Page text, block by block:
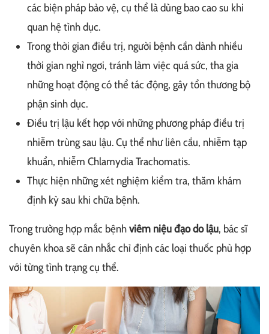
các biện pháp bảo vệ, cụ thể là dùng bao cao su khi
quan hệ tình dục.
Trong thời gian điều trị, người bệnh cần dành nhiều
thời gian nghỉ ngơi, tránh làm việc quá sức, tha gia
những hoạt động có thể tác động, gây tổn thương bộ
phận sinh dục.
Điều trị lậu kết hợp với những phương pháp điều trị
nhiễm trùng sau lậu. Cụ thể như liên cầu, nhiễm tạp
khuẩn, nhiễm Chlamydia Trachomatis.
Thực hiện những xét nghiệm kiểm tra, thăm khám
định kỳ sau khi chữa bệnh.
Trong trường hợp mắc bệnhviêm niệu đạo do lậu, bác sĩ
chuyên khoa sẽ cân nhắc chỉ định các loại thuốc phù hợp
với từng tình trạng cụ thể.